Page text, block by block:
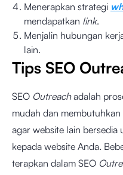
Menerapkan strategi
mendapatkan link.
Menjalin hubungan
lain.
Tips SEO
SEO Outreachadalah
mudah dan
agar website lain bersedia
kepada website Anda.
terapkan dalam SEO